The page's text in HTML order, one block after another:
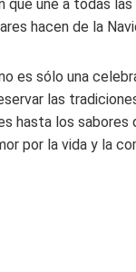
que une a todas
hacen de la
es sólo una
las
hasta los
por la vida y la